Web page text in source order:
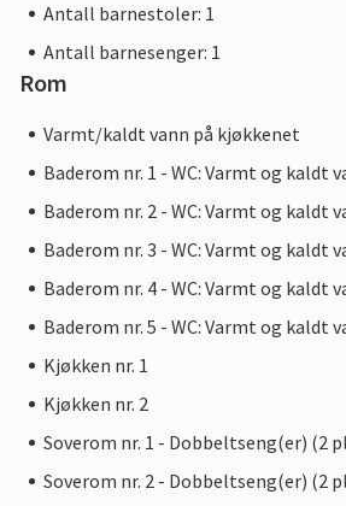
Antall barnestoler: 1
Antall barnesenger: 1
Rom
Varmt/kaldt vann på kjøkkenet
Baderom nr. 1 - WC: Varmt og kaldt
Baderom nr. 2 - WC: Varmt og kaldt
Baderom nr. 3 - WC: Varmt og kaldt
Baderom nr. 4 - WC: Varmt og kaldt
Baderom nr. 5 - WC: Varmt og kaldt
Kjøkken nr. 1
Kjøkken nr. 2
Soverom nr. 1 - Dobbeltseng(er) (2
Soverom nr. 2 - Dobbeltseng(er) (2